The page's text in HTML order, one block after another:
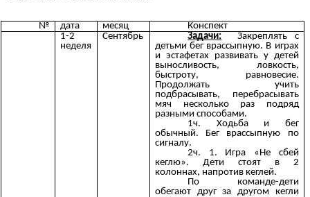
№ дата месяц
Конспект
1-2
неделя
Сентябрь Задачи: Закреплять с
детьми бег врассыпную. В играх
и эстафетах развивать у детей
выносливость, ловкость,
быстроту, равновесие.
Продолжать учить
подбрасывать, перебрасывать
мяч несколько раз подряд
разными способами.
1ч. Ходьба и бег
обычный. Бег врассыпную по
сигналу.
2ч. 1. Игра «Не сбей
кеглю». Дети стоят в 2
колоннах, напротив кеглей.
По команде-дети
обегают друг за другом кегли